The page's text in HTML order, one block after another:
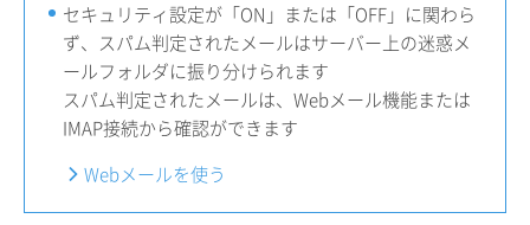
セキュリティ設定が「ON」または「OFF」に関わら
ず、スパム判定されたメールはサーバー上の迷惑メ
ールフォルダに振り分けられます
スパム判定されたメールは、Webメール機能または
IMAP接続から確認ができます
Webメールを使う